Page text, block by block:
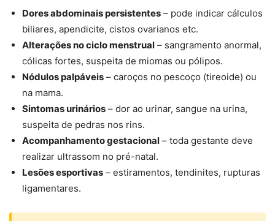
Dores abdominais persistentes – pode indicar cálculos
biliares, apendicite, cistos ovarianos etc.
Alterações no ciclo menstrual – sangramento anormal,
cólicas fortes, suspeita de miomas ou pólipos.
Nódulos palpáveis – caroços no pescoço (tireoide) ou
na mama.
Sintomas urinários – dor ao urinar, sangue na urina,
suspeita de pedras nos rins.
Acompanhamento gestacional – toda gestante deve
realizar ultrassom no pré-natal.
Lesões esportivas – estiramentos, tendinites, rupturas
ligamentares.